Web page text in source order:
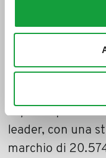
organizzazioni
ricerche di
Forum, GfK, fDi
I risultati relativi
leader, con una
marchio di